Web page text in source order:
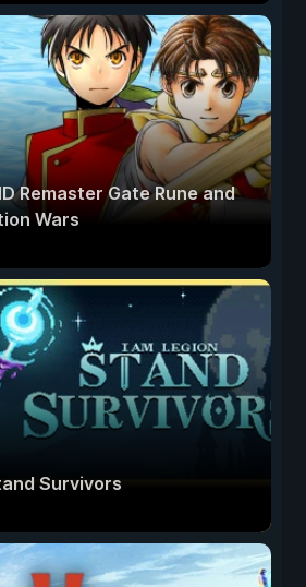
Remaster Gate Rune and
Wars
Survivors